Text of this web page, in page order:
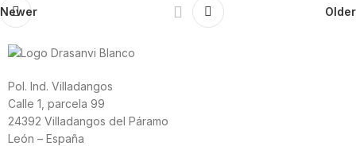
Newer Older
Pol. Ind. Villadangos
Calle 1, parcela 99
24392 Villadangos del Páramo
León – España